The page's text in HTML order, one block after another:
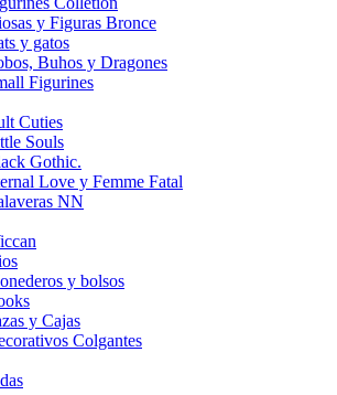
y Figuras Bronce
y gatos
Buhos y Dragones
Figurines
Cuties
Souls
Gothic.
Love y Femme Fatal
NN
y bolsos
y Cajas
Colgantes